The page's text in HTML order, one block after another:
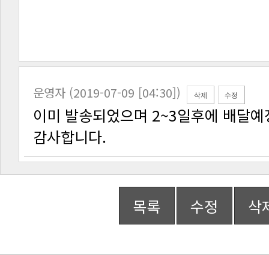
운영자 (2019-07-09 [04:30]) 삭제 수정
이미 발송되었으며 2~3일후에 배달
감사합니다.
목록 수정 삭